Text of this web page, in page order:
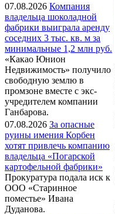
07.08.2026 Компания
владельца шоколадной
фабрики выиграла аренду
соседних 3 тыс. кв. м за
минимальные 1,2 млн руб.
«Какао Юнион
Недвижимость» получило
свободную землю в
промзоне вместе с экс-
учредителем компании
Ганбарова.
07.08.2026 За опасные
руины имения Корбен
хотят привлечь компанию
владельца «Погарской
картофельной фабрики»
Прокуратура подала иск к
ООО «Старинное
поместье» Ивана
Дуданова.